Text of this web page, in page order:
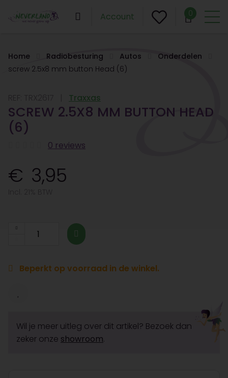
Account 0
Home Radiobesturing Autos
Onderdelen
screw 2.5x8 mm button Head (6)
Traxxas
SCREW 2.5X8 MM BUTTON HEAD
(6)
0 reviews
3,95
Beperkt op voorraad in de winkel.
Wil je meer uitleg over dit artikel? Bezoek dan
zeker onze showroom.